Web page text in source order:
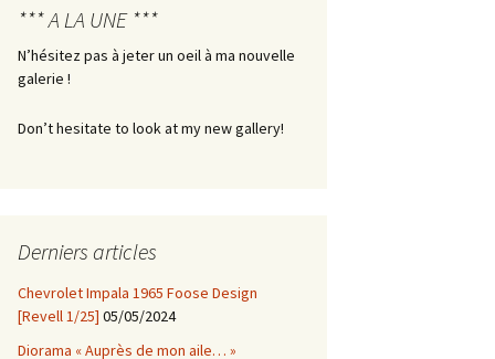
*** A LA UNE ***
N’hésitez pas à jeter un oeil à ma nouvelle
galerie !
Don’t hesitate to look at my new gallery!
Derniers articles
Chevrolet Impala 1965 Foose Design
[Revell 1/25] 05/05/2024
Diorama « Auprès de mon aile… »